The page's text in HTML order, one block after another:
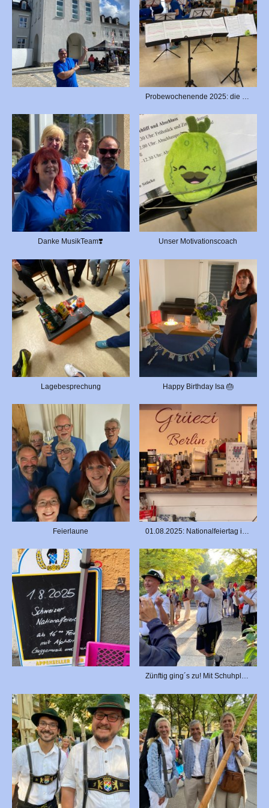
Danke MusikTeam❣️ Unser Motivationscoach
Lagebesprechung Happy Birthday Isa 🎂
Feierlaune 01.08.2025: Nationalfeiertag in der Schweiz und im Chuchichäschtli Berlin
Zünftig ging´s zu! Mit Schuhplattlern...